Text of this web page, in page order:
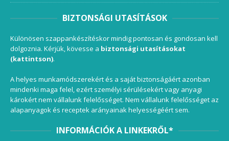
BIZTONSÁGI UTASÍTÁSOK
Különösen szappankészítéskor mindig pontosan és gondosan kell
dolgoznia. Kérjük, kövesse a biztonsági utasításokat
(kattintson).
A helyes munkamódszerekért és a saját biztonságáért azonban
mindenki maga felel, ezért személyi sérülésekért vagy anyagi
károkért nem vállalunk felelősséget. Nem vállalunk felelősséget az
alapanyagok és receptek arányainak helyességéért sem.
INFORMÁCIÓK A LINKEKRŐL*